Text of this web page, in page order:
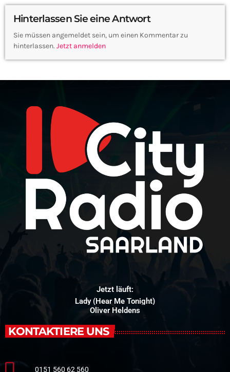
Hinterlassen Sie eine Antwort
Sie müssen angemeldet sein, um einen Kommentar zu
hinterlassen. Jetzt anmelden
Jetzt läuft:
Lady (Hear Me Tonight)
Oliver Heldens
KONTAKTIERE UNS
0151 560 62 560